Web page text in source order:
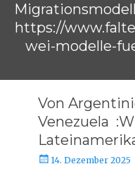
https://
wei-modelle-
Von
Venezuela
Veröffentlicht
14. Dezember 2025